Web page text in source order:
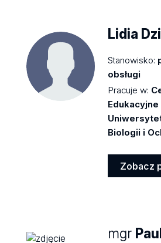
Lidia
Stanowisko:
obsługi
Pracuje w:
Biologii i
Zobacz
mgr